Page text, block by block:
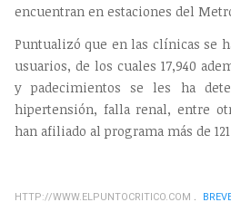
encuentran en estaciones del
Puntualizó que en las clínicas se
usuarios, de los cuales 17,940
y padecimientos se les ha
hipertensión, falla renal, entre
han afiliado al programa más de
HTTP://WWW.ELPUNTOCRITICO.COM